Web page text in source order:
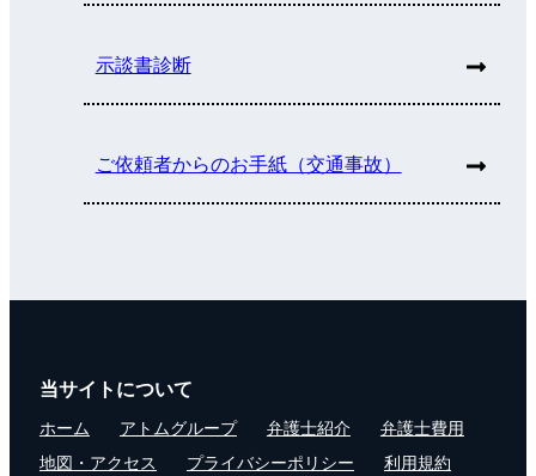
示談書診断
ご依頼者からのお手紙（交通事故）
当サイトについて
ホーム アトムグループ 弁護士紹介
弁護士費用
地図・アクセス
プライバシーポリシー 利用規約